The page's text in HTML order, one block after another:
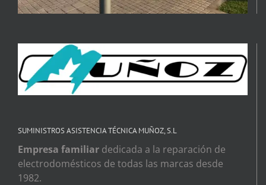
SUMINISTROS ASISTENCIA TÉCNICA MUÑOZ, S.L
Empresa familiar dedicada a la reparación de
electrodomésticos de todas las marcas desde
1982.